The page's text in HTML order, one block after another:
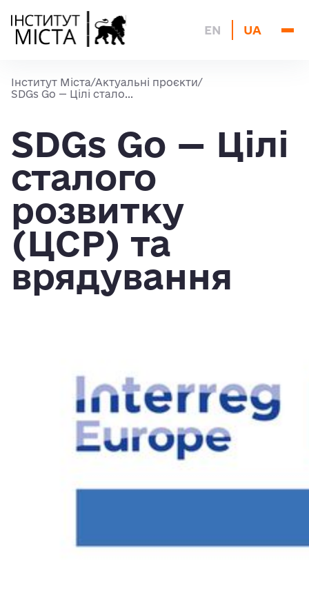
Актуальні проєкти
Архів
EN UA
Інститут Міста/Актуальні проєкти/
SDGs Go — Цілі стало...
SDGs Go — Цілі
сталого
розвитку
(ЦСР) та
врядування